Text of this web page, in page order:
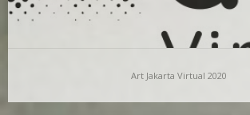
Art Jakarta Virtual 2020